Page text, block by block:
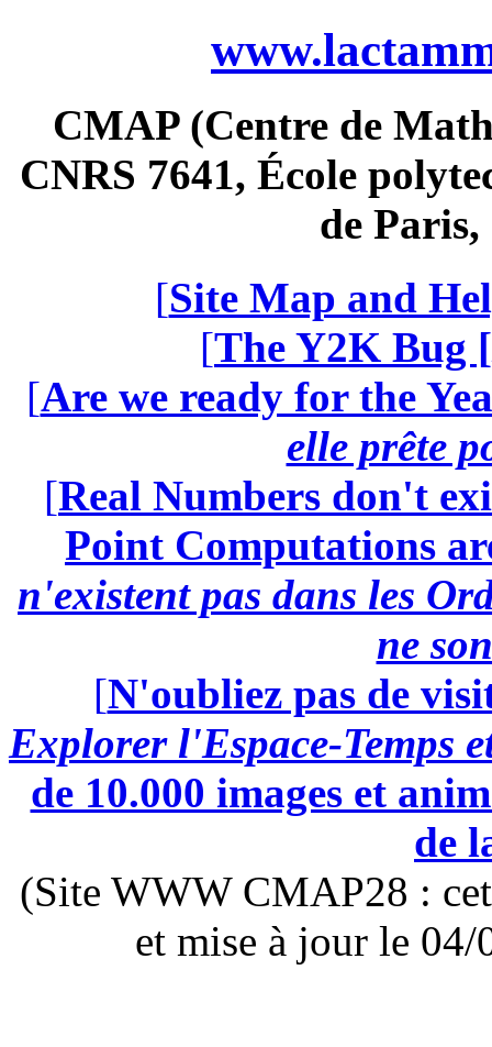
CMAP (Centre de
CNRS 7641, École
de
[Site Map and
[The Y2K Bug [
[Are we ready for the
elle prête
[Real Numbers don't
Point Computations
n'existent pas dans les
ne
[N'oubliez pas de
Explorer l'Espace-Temps
de 10.000 images et
de
(Site WWW CMAP28 :
et mise à jour le